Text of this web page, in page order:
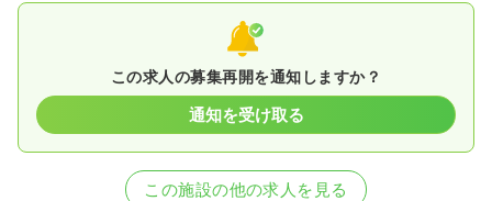
この求人の募集再開を通知しますか？
通知を受け取る
この施設の他の求人を見る